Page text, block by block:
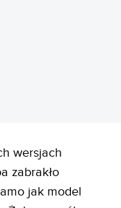
wersjach
zabrakło
jak model